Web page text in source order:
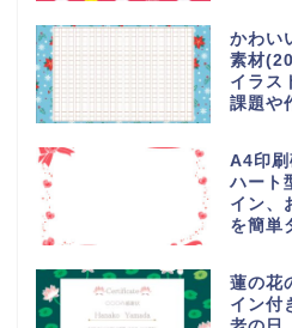
かわい
素材
イラス
課題や
A4印刷
ハート
イン、
を簡単
蓮の花
イン付